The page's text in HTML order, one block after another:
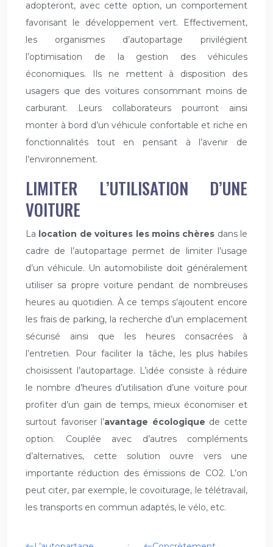
adopteront, avec cette option, un comportement
favorisant le développement vert. Effectivement,
les organismes d’autopartage privilégient
l’optimisation de la gestion des véhicules
économiques. Ils ne mettent à disposition des
usagers que des voitures consommant moins de
carburant. Leurs collaborateurs pourront ainsi
monter à bord d’un véhicule confortable et riche en
fonctionnalités tout en pensant à l’avenir de
l’environnement.
LIMITER L’UTILISATION D’UNE
VOITURE
La location de voitures les moins chères dans le
cadre de l’autopartage permet de limiter l’usage
d’un véhicule. Un automobiliste doit généralement
utiliser sa propre voiture pendant de nombreuses
heures au quotidien. À ce temps s’ajoutent encore
les frais de parking, la recherche d’un emplacement
sécurisé ainsi que les heures consacrées à
l’entretien. Pour faciliter la tâche, les plus habiles
choisissent l’autopartage. L’idée consiste à réduire
le nombre d’heures d’utilisation d’une voiture pour
profiter d’un gain de temps, mieux économiser et
surtout favoriser l’avantage écologique de cette
option. Couplée avec d’autres compléments
d’alternatives, cette solution ouvre vers une
importante réduction des émissions de CO2. L’on
peut citer, par exemple, le covoiturage, le télétravail,
les transports en commun adaptés, le vélo, etc.